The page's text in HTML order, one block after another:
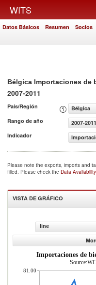
WITS
Datos Básicos Resumen Socios
Bélgica Importaciones de
2007-2011
País/Región
Bélgica
Rango de año
2007-2011
Indicador
Please note the exports, imports and
filled. Please check the Data Availability
VISTA DE GRÁFICO
line
Importaciones de
81.00